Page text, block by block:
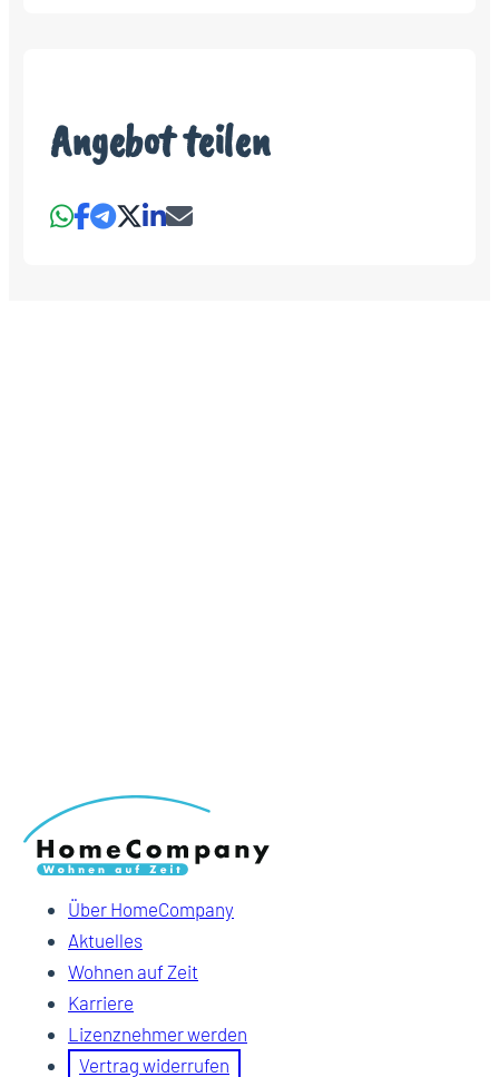
Angebot teilen
Über HomeCompany
Aktuelles
Wohnen auf Zeit
Karriere
Lizenznehmer werden
Vertrag widerrufen